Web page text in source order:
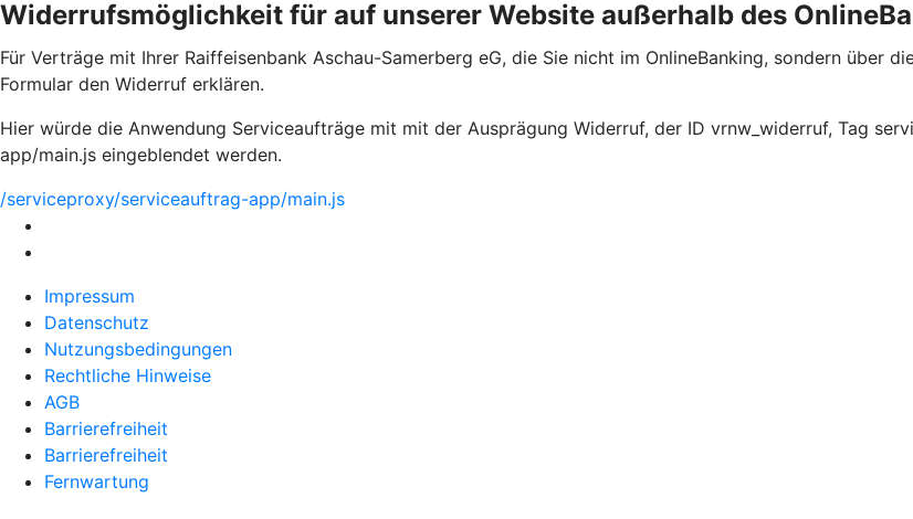
Widerrufsmöglichkeit für auf unserer Website außerhalb des
Für Verträge mit Ihrer Raiffeisenbank Aschau-Samerberg eG, die Sie nicht im OnlineBanking, sondern über
Formular den Widerruf erklären.
Hier würde die Anwendung Serviceaufträge mit mit der Ausprägung Widerruf, der ID vrnw_widerruf, Tag
app/main.js eingeblendet werden.
/serviceproxy/serviceauftrag-app/main.js
Impressum
Datenschutz
Nutzungsbedingungen
Rechtliche Hinweise
AGB
Barrierefreiheit
Barrierefreiheit
Fernwartung